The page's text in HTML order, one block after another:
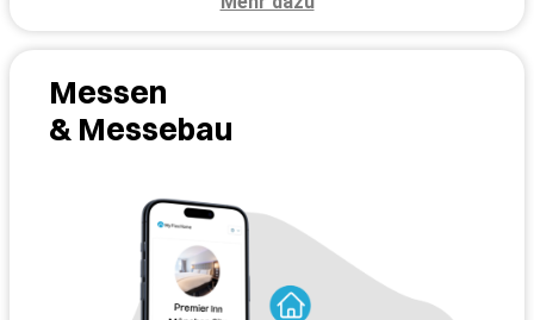
Messen
& Messebau